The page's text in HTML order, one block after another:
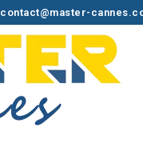
contact@master-